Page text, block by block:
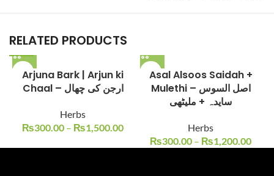
RELATED PRODUCTS
Arjuna Bark | Arjun ki
Chaal – ارجن کی چھال
Herbs
₨300.00 – ₨1,500.00
Asal Alsoos Saidah +
Mulethi – اصل السوس
سایدہ + ملیٹھی
Herbs
₨300.00 – ₨1,200.00